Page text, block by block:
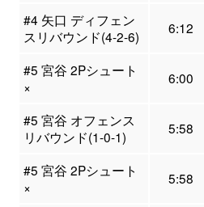
#4 矢口 ディフェン
スリバウンド(4-2-6)
6:12
#5 宮谷 2Pシュート
×
6:00
#5 宮谷 オフェンス
リバウンド(1-0-1)
5:58
#5 宮谷 2Pシュート
×
5:58